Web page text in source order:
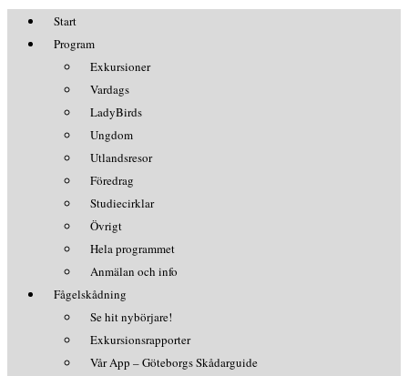
Start
Program
Exkursioner
Vardags
LadyBirds
Ungdom
Utlandsresor
Föredrag
Studiecirklar
Övrigt
Hela programmet
Anmälan och info
Fågelskådning
Se hit nybörjare!
Exkursionsrapporter
Vår App – Göteborgs Skådarguide